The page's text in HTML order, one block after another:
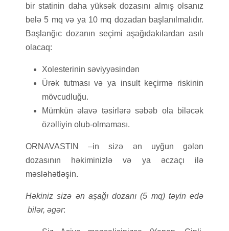
bir statinin daha yüksək dozasını almış olsanız
belə 5 mq və ya 10 mq dozadan başlanılmalıdır.
Başlanğıc dozanın seçimi aşağıdakılardan asılı
olacaq:
Xolesterinin səviyyəsindən
Ürək tutması və ya insult keçirmə riskinin
mövcudluğu.
Mümkün əlavə təsirlərə səbəb ola biləcək
özəlliyin olub-olmaması.
ORNAVASTIN –in sizə ən uyğun gələn
dozasının həkiminizlə və ya əczaçı ilə
məsləhətləşin.
Həkiniz sizə ən aşağı dozanı (5 mq) təyin edə
bilər, əgər: